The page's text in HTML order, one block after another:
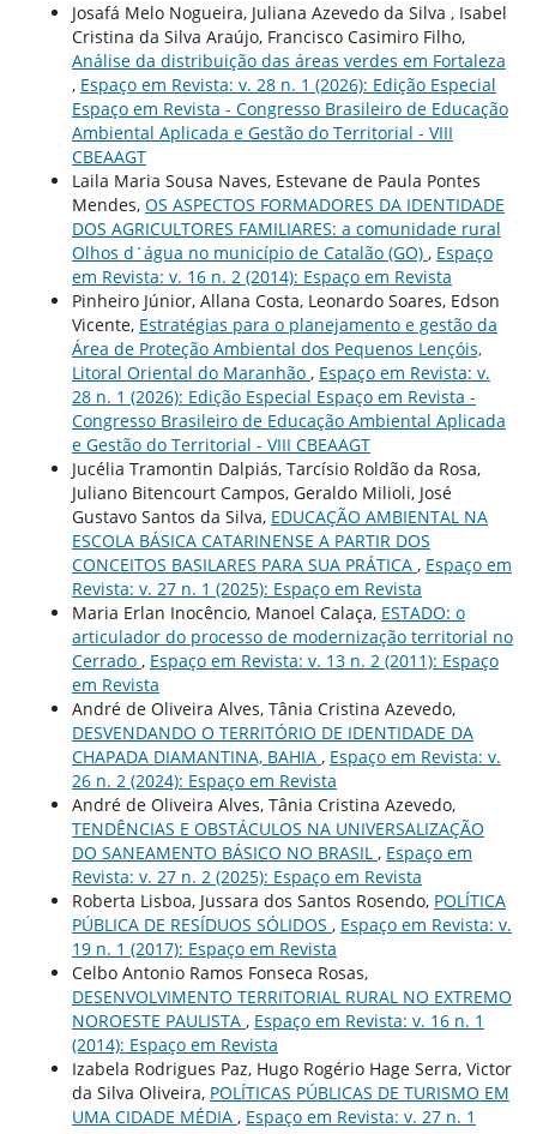
Josafá Melo Nogueira, Juliana Azevedo da Silva , Isabel
Cristina da Silva Araújo, Francisco Casimiro Filho,
Análise da distribuição das áreas verdes em Fortaleza
, Espaço em Revista: v. 28 n. 1 (2026): Edição Especial
Espaço em Revista - Congresso Brasileiro de Educação
Ambiental Aplicada e Gestão do Territorial - VIII
CBEAAGT
Laila Maria Sousa Naves, Estevane de Paula Pontes
Mendes, OS ASPECTOS FORMADORES DA IDENTIDADE
DOS AGRICULTORES FAMILIARES: a comunidade rural
Olhos d´água no município de Catalão (GO) , Espaço
em Revista: v. 16 n. 2 (2014): Espaço em Revista
Pinheiro Júnior, Allana Costa, Leonardo Soares, Edson
Vicente, Estratégias para o planejamento e gestão da
Área de Proteção Ambiental dos Pequenos Lençóis,
Litoral Oriental do Maranhão , Espaço em Revista: v.
28 n. 1 (2026): Edição Especial Espaço em Revista -
Congresso Brasileiro de Educação Ambiental Aplicada
e Gestão do Territorial - VIII CBEAAGT
Jucélia Tramontin Dalpiás, Tarcísio Roldão da Rosa,
Juliano Bitencourt Campos, Geraldo Milioli, José
Gustavo Santos da Silva, EDUCAÇÃO AMBIENTAL NA
ESCOLA BÁSICA CATARINENSE A PARTIR DOS
CONCEITOS BASILARES PARA SUA PRÁTICA , Espaço em
Revista: v. 27 n. 1 (2025): Espaço em Revista
Maria Erlan Inocêncio, Manoel Calaça, ESTADO: o
articulador do processo de modernização territorial no
Cerrado , Espaço em Revista: v. 13 n. 2 (2011): Espaço
em Revista
André de Oliveira Alves, Tânia Cristina Azevedo,
DESVENDANDO O TERRITÓRIO DE IDENTIDADE DA
CHAPADA DIAMANTINA, BAHIA , Espaço em Revista: v.
26 n. 2 (2024): Espaço em Revista
André de Oliveira Alves, Tânia Cristina Azevedo,
TENDÊNCIAS E OBSTÁCULOS NA UNIVERSALIZAÇÃO
DO SANEAMENTO BÁSICO NO BRASIL , Espaço em
Revista: v. 27 n. 2 (2025): Espaço em Revista
Roberta Lisboa, Jussara dos Santos Rosendo, POLÍTICA
PÚBLICA DE RESÍDUOS SÓLIDOS , Espaço em Revista: v.
19 n. 1 (2017): Espaço em Revista
Celbo Antonio Ramos Fonseca Rosas,
DESENVOLVIMENTO TERRITORIAL RURAL NO EXTREMO
NOROESTE PAULISTA , Espaço em Revista: v. 16 n. 1
(2014): Espaço em Revista
Izabela Rodrigues Paz, Hugo Rogério Hage Serra, Victor
da Silva Oliveira, POLÍTICAS PÚBLICAS DE TURISMO EM
UMA CIDADE MÉDIA , Espaço em Revista: v. 27 n. 1